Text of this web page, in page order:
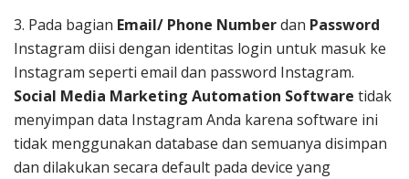
3. Pada bagian Email/ Phone Numberdan Password
Instagram diisi dengan identitas login untuk masuk ke
Instagram seperti email dan password Instagram.
Social Media Marketing Automation Software tidak
menyimpan data Instagram Anda karena software ini
tidak menggunakan database dan semuanya disimpan
dan dilakukan secara default pada device yang